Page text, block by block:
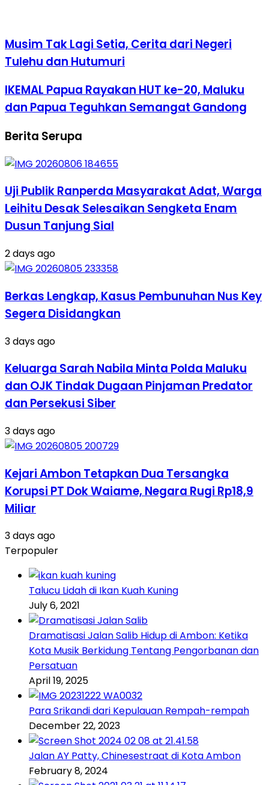
Musim Tak Lagi Setia, Cerita dari Negeri
Tulehu dan Hutumuri
IKEMAL Papua Rayakan HUT ke-20, Maluku
dan Papua Teguhkan Semangat Gandong
Berita Serupa
Uji Publik Ranperda Masyarakat Adat, Warga
Leihitu Desak Selesaikan Sengketa Enam
Dusun Tanjung Sial
2 days ago
Berkas Lengkap, Kasus Pembunuhan Nus Key
Segera Disidangkan
3 days ago
Keluarga Sarah Nabila Minta Polda Maluku
dan OJK Tindak Dugaan Pinjaman Predator
dan Persekusi Siber
3 days ago
Kejari Ambon Tetapkan Dua Tersangka
Korupsi PT Dok Waiame, Negara Rugi Rp18,9
Miliar
3 days ago
Terpopuler
Talucu Lidah di Ikan Kuah Kuning
July 6, 2021
Dramatisasi Jalan Salib Hidup di Ambon: Ketika
Kota Musik Berkidung Tentang Pengorbanan dan
Persatuan
April 19, 2025
Para Srikandi dari Kepulauan Rempah-rempah
December 22, 2023
Jalan AY Patty, Chinesestraat di Kota Ambon
February 8, 2024